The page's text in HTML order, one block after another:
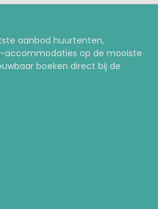
aanbod huurtenten,
accommodaties op de mooiste
boeken direct bij de